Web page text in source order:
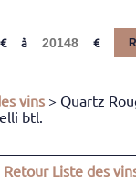
à
vins > Quartz
btl.
RetourListe des